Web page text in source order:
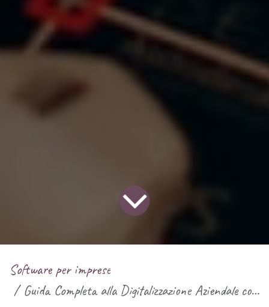
Software per imprese
Guida Completa alla Digitalizzazione Aziendale con Odoo: L'Eccellenza su Misura per le PMI Italiane